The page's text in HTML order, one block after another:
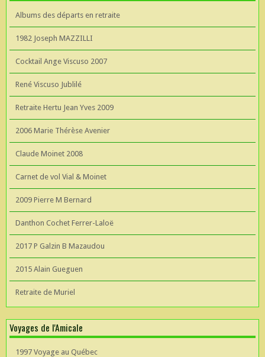
Albums des départs en retraite
1982 Joseph MAZZILLI
Cocktail Ange Viscuso 2007
René Viscuso Jublilé
Retraite Hertu Jean Yves 2009
2006 Marie Thérèse Avenier
Claude Moinet 2008
Carnet de vol Vial & Moinet
2009 Pierre M Bernard
Danthon Cochet Ferrer-Laloë
2017 P Galzin B Mazaudou
2015 Alain Gueguen
Retraite de Muriel
Voyages de l'Amicale
1997 Voyage au Québec